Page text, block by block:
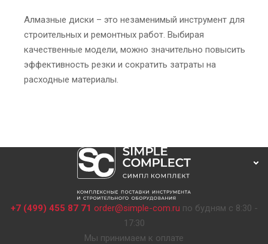
Алмазные диски – это незаменимый инструмент для
строительных и ремонтных работ. Выбирая
качественные модели, можно значительно повысить
эффективность резки и сократить затраты на
расходные материалы.
+7 (499) 455 87 71 order@simple-com.ru по будням с 8:30 -
17:30
Мы принимаем к оплате